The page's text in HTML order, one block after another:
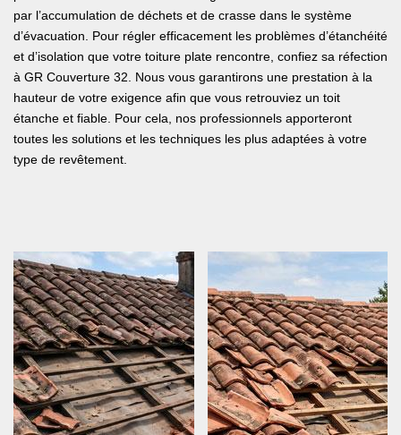
par l’accumulation de déchets et de crasse dans le système
d’évacuation. Pour régler efficacement les problèmes d’étanchéité
et d’isolation que votre toiture plate rencontre, confiez sa réfection
à GR Couverture 32. Nous vous garantirons une prestation à la
hauteur de votre exigence afin que vous retrouviez un toit
étanche et fiable. Pour cela, nos professionnels apporteront
toutes les solutions et les techniques les plus adaptées à votre
type de revêtement.